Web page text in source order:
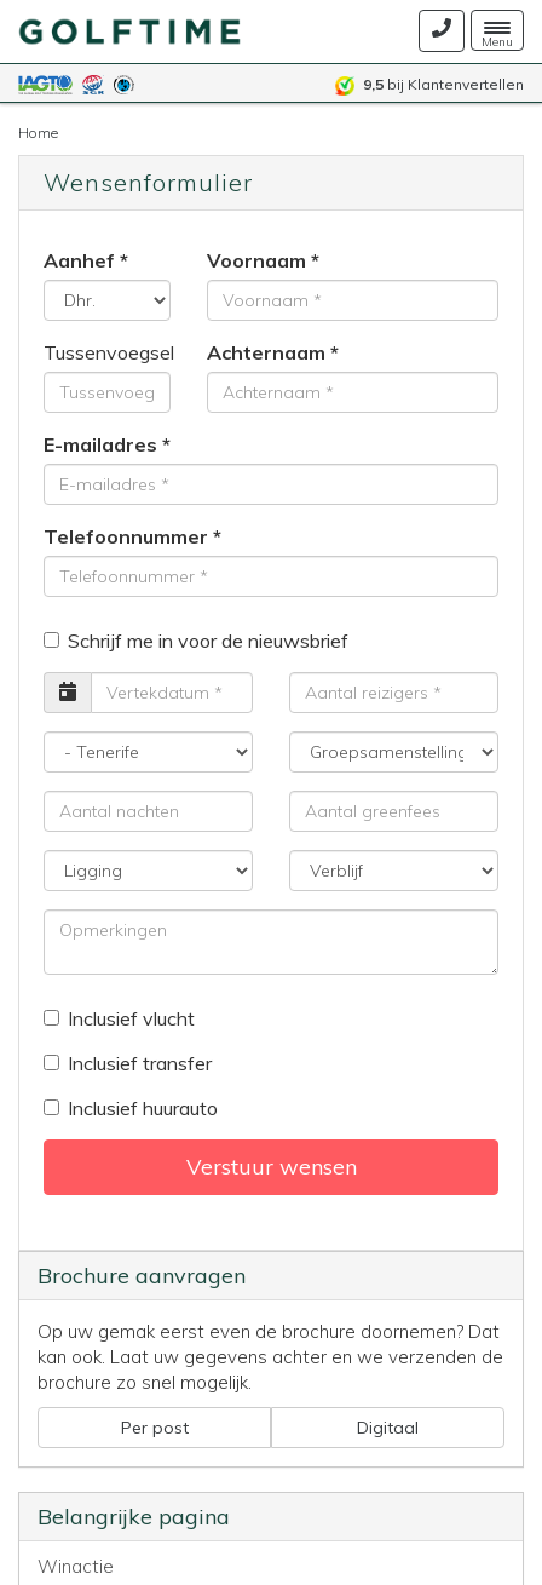
Menu
9,5 bij Klantenvertellen
Home
Wensenformulier
Aanhef Voornaam
Tussenvoegsel Achternaam
E-mailadres
Telefoonnummer
Schrijf me in voor de nieuwsbrief
Vertrekdatum
Aantal
reizigers
Bestemming
Groepsamenstelling
Aantal
nachten
Aantal
greenfees
Ligging
Verblijf
Opmerkingen
Inclusief vlucht
Inclusief transfer
Inclusief huurauto
Verstuur wensen
Brochure aanvragen
Op uw gemak eerst even de brochure doornemen? Dat
kan ook. Laat uw gegevens achter en we verzenden de
brochure zo snel mogelijk.
Per post Digitaal
Belangrijke pagina
Winactie